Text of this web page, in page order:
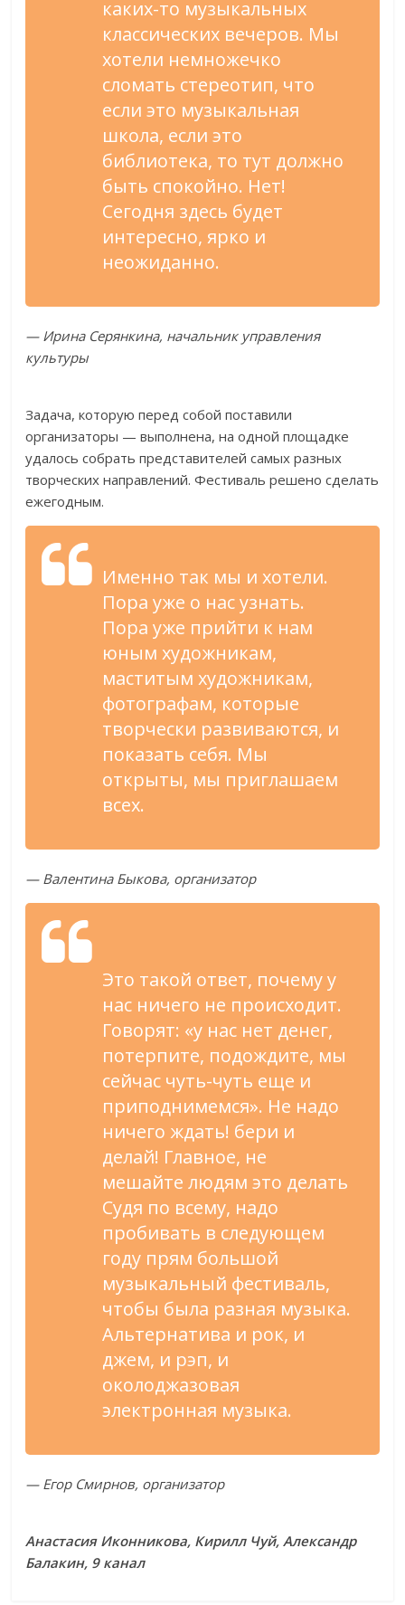
каких-то музыкальных
классических вечеров. Мы
хотели немножечко
сломать стереотип, что
если это музыкальная
школа, если это
библиотека, то тут должно
быть спокойно. Нет!
Сегодня здесь будет
интересно, ярко и
неожиданно.
— Ирина Серянкина, начальник управления
культуры
Задача, которую перед собой поставили
организаторы — выполнена, на одной площадке
удалось собрать представителей самых разных
творческих направлений. Фестиваль решено сделать
ежегодным.
Именно так мы и хотели.
Пора уже о нас узнать.
Пора уже прийти к нам
юным художникам,
маститым художникам,
фотографам, которые
творчески развиваются, и
показать себя. Мы
открыты, мы приглашаем
всех.
— Валентина Быкова, организатор
Это такой ответ, почему у
нас ничего не происходит.
Говорят: «у нас нет денег,
потерпите, подождите, мы
сейчас чуть-чуть еще и
приподнимемся». Не надо
ничего ждать! бери и
делай! Главное, не
мешайте людям это делать
Судя по всему, надо
пробивать в следующем
году прям большой
музыкальный фестиваль,
чтобы была разная музыка.
Альтернатива и рок, и
джем, и рэп, и
околоджазовая
электронная музыка.
— Егор Смирнов, организатор
Анастасия Иконникова, Кирилл Чуй, Александр
Балакин, 9 канал